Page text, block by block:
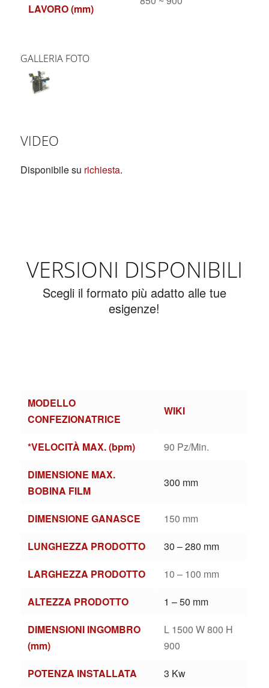
LAVORO (mm)
GALLERIA FOTO
VIDEO
Disponibile su richiesta.
VERSIONI DISPONIBILI
Scegli il formato più adatto alle tue
esigenze!
MODELLO
CONFEZIONATRICE
WIKI
*VELOCITÀ MAX. (bpm)
90 Pz/Min.
DIMENSIONE MAX.
BOBINA FILM
300 mm
DIMENSIONE GANASCE
150 mm
LUNGHEZZA PRODOTTO
30 – 280 mm
LARGHEZZA PRODOTTO
10 – 100 mm
ALTEZZA PRODOTTO
1 – 50 mm
DIMENSIONI INGOMBRO
(mm)
L 1500 W 800 H
900
POTENZA INSTALLATA
3 Kw